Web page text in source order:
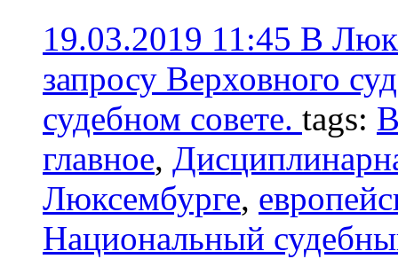
19.03.2019 11:45 В
запросу Верховного
судебном совете. tags:
главное,
Люксембурге,
Национальный